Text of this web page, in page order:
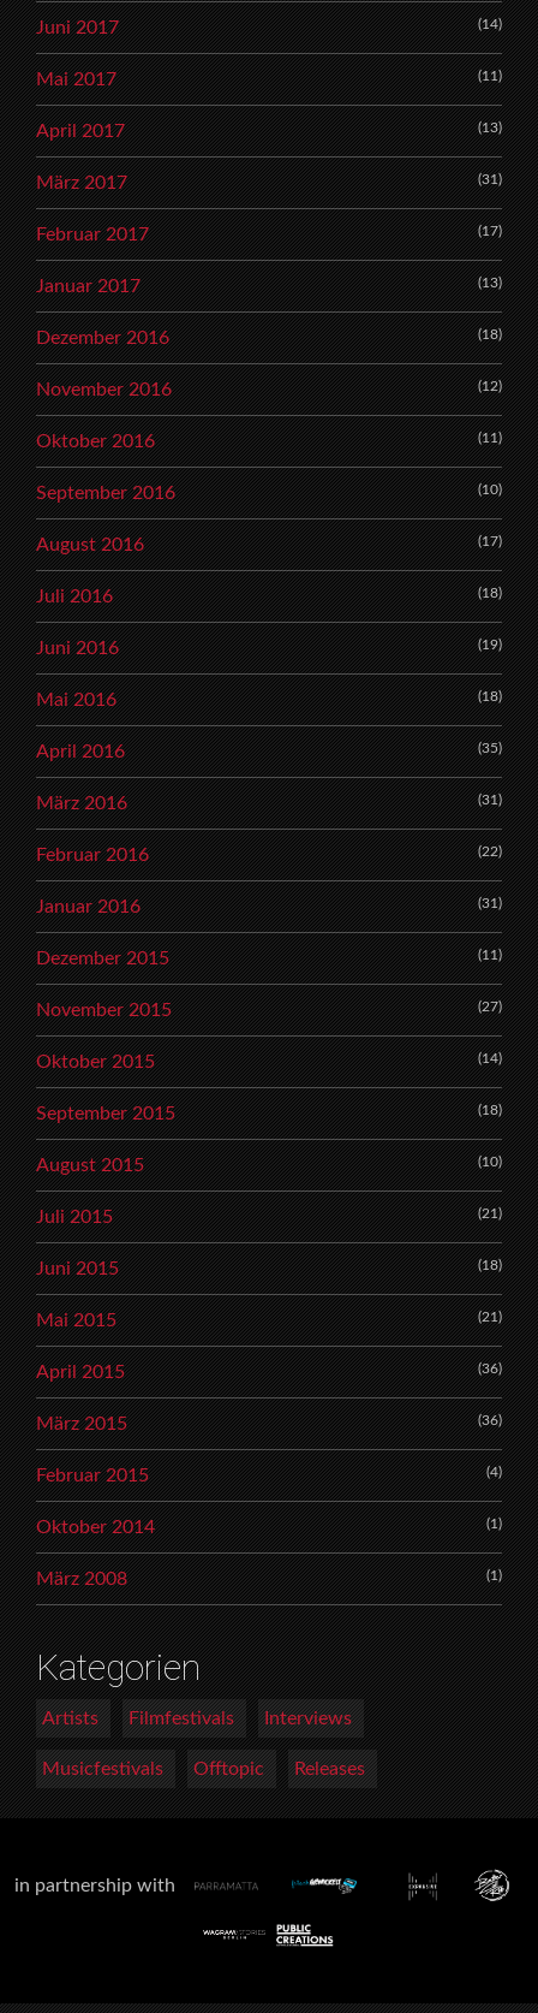
Juni 2017 (14)
Mai 2017 (11)
April 2017 (13)
März 2017 (31)
Februar 2017 (17)
Januar 2017 (13)
Dezember 2016 (18)
November 2016 (12)
Oktober 2016 (11)
September 2016 (10)
August 2016 (17)
Juli 2016 (18)
Juni 2016 (19)
Mai 2016 (18)
April 2016 (35)
März 2016 (31)
Februar 2016 (22)
Januar 2016 (31)
Dezember 2015 (11)
November 2015 (27)
Oktober 2015 (14)
September 2015 (18)
August 2015 (10)
Juli 2015 (21)
Juni 2015 (18)
Mai 2015 (21)
April 2015 (36)
März 2015 (36)
Februar 2015 (4)
Oktober 2014 (1)
März 2008 (1)
Kategorien
Artists Filmfestivals Interviews
Musicfestivals Offtopic Releases
in partnership with